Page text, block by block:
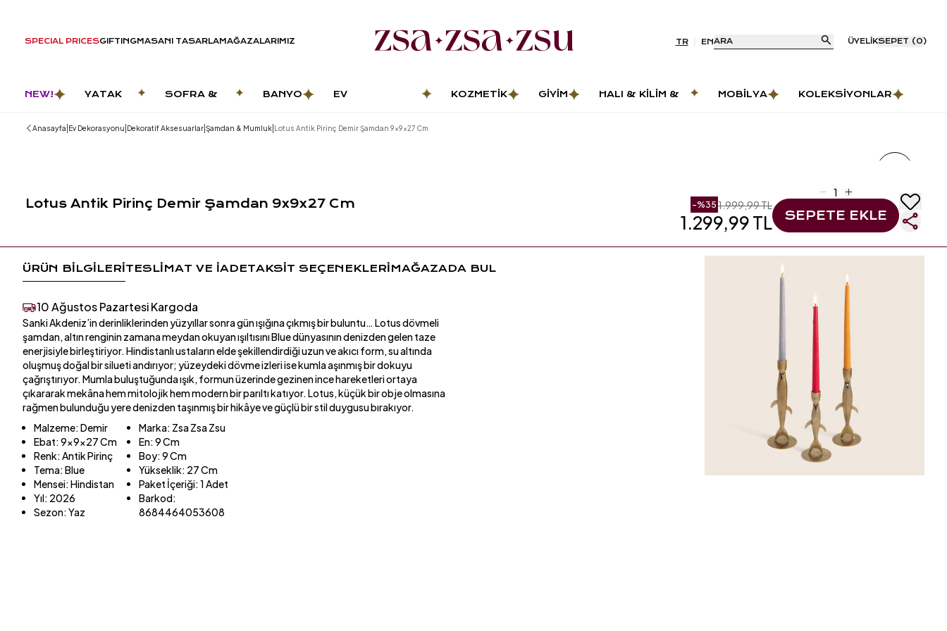
SPECIAL PRICESGIFTINGMASANI TASARLAMAĞAZALARIMIZ TR ENARA ÜYELIKSEPET (0)
NEW!
YATAK
SOFRA &
BANYO
EV
KOZMETIK GIYIM
HALI & KILIM &
MOBILYA KOLEKSIYONLAR
Anasayfa Ev Dekorasyonu Dekoratif Aksesuarlar Şamdan & Mumluk Lotus Antik Pirinç Demir Şamdan 9x9x27 Cm
Lotus Antik Pirinç Demir Şamdan 9x9x27 Cm -%35 1.999,99 TL
1.299,99 TL SEPETE EKLE
ÜRÜN BİLGİLERİTESLİMAT VE İADETAKSİT SEÇENEKLERİMAĞAZADA BUL
10 Ağustos Pazartesi Kargoda
Sanki Akdeniz’in derinliklerinden yüzyıllar sonra gün ışığına çıkmış bir buluntu… Lotus dövmeli
şamdan, altın renginin zamana meydan okuyan ışıltısını Blue dünyasının denizden gelen taze
enerjisiyle birleştiriyor. Hindistanlı ustaların elde şekillendirdiği uzun ve akıcı form, su altında
oluşmuş doğal bir silueti andırıyor; yüzeydeki dövme izleri ise kumla aşınmış bir dokuyu
çağrıştırıyor. Mumla buluştuğunda ışık, formun üzerinde gezinen ince hareketleri ortaya
çıkararak mekâna hem mitolojik hem modern bir parıltı katıyor. Lotus, küçük bir obje olmasına
rağmen bulunduğu yere denizden taşınmış bir hikâye ve güçlü bir stil duygusu bırakıyor.
Malzeme:Demir
Ebat:9x9x27 Cm
Renk:Antik Pirinç
Tema:Blue
Mensei:Hindistan
Yıl: 2026
Sezon:Yaz
Marka: Zsa Zsa Zsu
En:9 Cm
Boy:9 Cm
Yükseklik: 27 Cm
Paket İçeriği:1 Adet
Barkod:
8684464053608